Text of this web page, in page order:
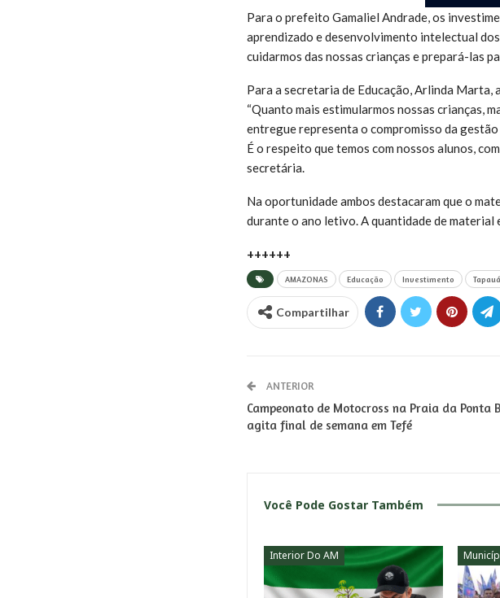
Para o prefeito Gamaliel Andrade, os
aprendizado e desenvolvimento intelectual
cuidarmos das nossas crianças e prepará-las
Para a secretaria de Educação, Arlinda
“Quanto mais estimularmos nossas crianças,
entregue representa o compromisso da
É o respeito que temos com nossos alunos,
secretária.
Na oportunidade ambos destacaram que o
durante o ano letivo. A quantidade de material
++++++
AMAZONAS Educação Investimento Tapauá
Compartilhar
ANTERIOR
Campeonato de Motocross na Praia da Ponta
agita final de semana em Tefé
Você Pode Gostar Também
Interior Do AM